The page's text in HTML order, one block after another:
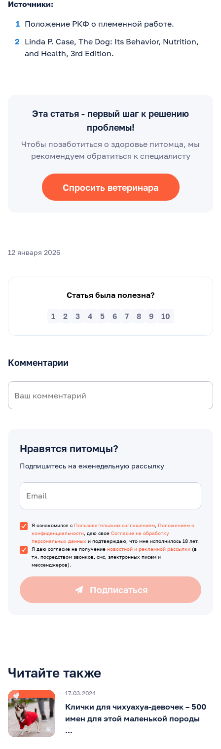
Источники:
Положение РКФ о племенной работе.
Linda P. Case, The Dog: Its Behavior, Nutrition,
and Health, 3rd Edition.
Эта статья - первый шаг к решению
проблемы!
Чтобы позаботиться о здоровье питомца, мы
рекомендуем обратиться к специалисту
Спросить ветеринара
12 января 2026
Статья была полезна?
10
9
8
7
6
5
4
3
2
1
Комментарии
Нравятся питомцы?
Подпишитесь на еженедельную рассылку
Я ознакомился с Пользовательским соглашением, Положением о
конфиденциальности, даю свое Согласие на обработку
персональных данных и подтверждаю, что мне исполнилось 18 лет.
Я даю согласие на получение новостной и рекламной рассылки (в
т.ч. посредством звонков, смс, электронных писем и
мессенджеров).
Подписаться
Читайте также
17.03.2024
Клички для чихуахуа-девочек – 500
имен для этой маленькой породы
...